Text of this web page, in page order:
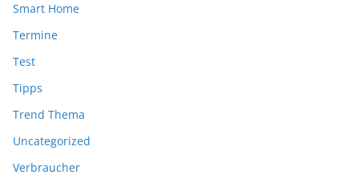
Smart Home
Termine
Test
Tipps
Trend Thema
Uncategorized
Verbraucher